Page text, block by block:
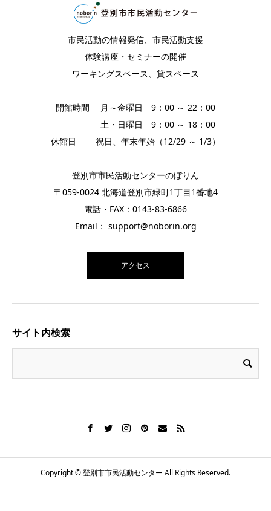
市民活動の情報発信、市民活動支援
体験講座・セミナーの開催
ワーキングスペース、貸スペース
開館時間 月～金曜日 9：00 ～ 22：00
土・日曜日 9：00 ～ 18：00
休館日 祝日、年末年始（12/29 ～ 1/3）
登別市市民活動センターのぼりん
〒059-0024 北海道登別市緑町1丁目1番地4
電話・FAX：0143-83-6866
Email： support@noborin.org
アクセス
サイト内検索
Copyright © 登別市市民活動センター All Rights Reserved.